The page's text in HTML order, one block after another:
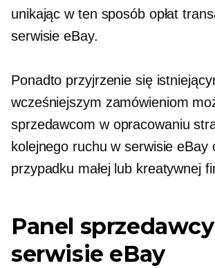
unikając w ten sposób opłat
serwisie eBay.
Ponadto przyjrzenie się
wcześniejszym zamówieniom
sprzedawcom w opracowaniu
kolejnego ruchu w serwisie eBay
przypadku małej lub kreatywnej
Panel
serwisie eBay